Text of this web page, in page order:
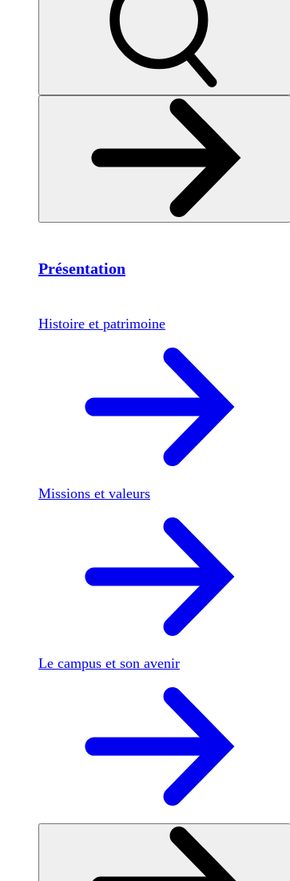
Présentation
Histoire et patrimoine
Missions et valeurs
Le campus et son avenir